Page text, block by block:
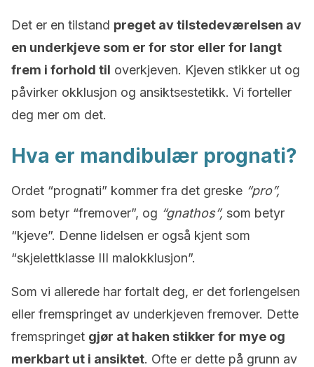
Det er en tilstand preget av tilstedeværelsen av
en underkjeve som er for stor eller for langt
frem i forhold til overkjeven. Kjeven stikker ut og
påvirker okklusjon og ansiktsestetikk. Vi forteller
deg mer om det.
Hva er mandibulær prognati?
Ordet “prognati” kommer fra det greske “pro”,
som betyr “fremover”, og “gnathos”, som betyr
“kjeve”. Denne lidelsen er også kjent som
“skjelettklasse III malokklusjon”.
Som vi allerede har fortalt deg, er det forlengelsen
eller fremspringet av underkjeven fremover. Dette
fremspringet gjør at haken stikker for mye og
merkbart ut i ansiktet. Ofte er dette på grunn av